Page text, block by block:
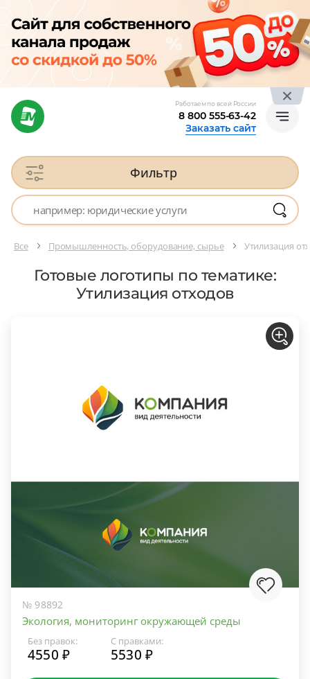
Работаем по всей России
8 800 555-63-42
Заказать сайт
Фильтр
Все Промышленность, оборудование, сырье Утилизация
Готовые логотипы по тематике:
Утилизация отходов
№ 98892
Экология, мониторинг окружающей среды
Без правок:
4550 ₽
С правками:
5530 ₽